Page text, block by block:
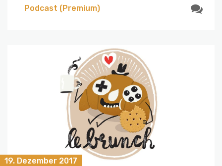
Podcast (Premium)
19. Dezember 2017